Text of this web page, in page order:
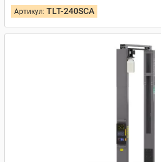
Артикул: TLT-240SCA